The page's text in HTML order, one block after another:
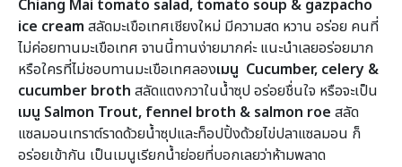
Chiang Mai tomato salad, tomato soup & gazpacho
ice cream สลัดมะเขือเทศเชียงใหม่ มีความสด หวาน อร่อย คนที่
ไม่ค่อยทานมะเขือเทศ จานนี้ทานง่ายมากค่ะ แนะนำเลยอร่อยมาก
หรือใครที่ไม่ชอบทานมะเขือเทศลองเมนู Cucumber, celery &
cucumber broth สลัดแตงกวาในน้ำซุป อร่อยชื่นใจ หรือจะเป็น
เมนู Salmon Trout, fennel broth & salmon roe สลัด
แซลมอนเทราต์ราดด้วยน้ำซุปและท็อปปิ้งด้วยไข่ปลาแซลมอน ก็
อร่อยเข้ากัน เป็นเมนูเรียกน้ำย่อยที่บอกเลยว่าห้ามพลาด